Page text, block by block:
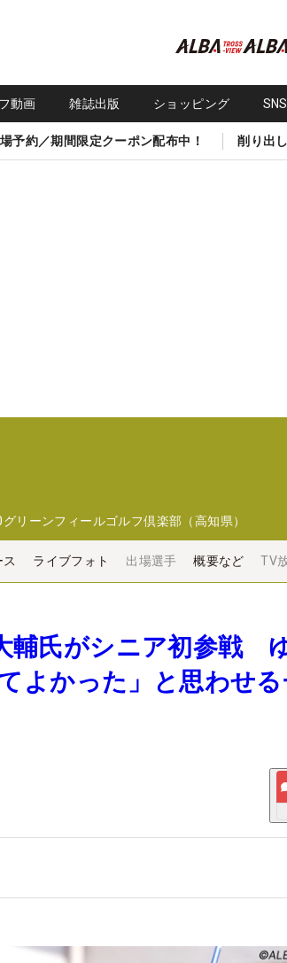
動画 雑誌出版 ショッピング
予約／期間限定クーポン配布中！ 削り出
グリーンフィールゴルフ倶楽部（高知県）
ライブフォト 出場選手 概要など TV
輔氏がシニア初参戦
よかった」と思わせ